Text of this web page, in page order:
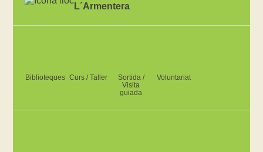
L´Armentera
Biblioteques Curs / Taller
Sortida /
Visita
guiada
Voluntariat